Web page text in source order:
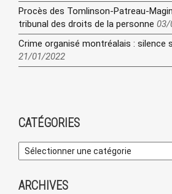
Procès des Tomlinson-Patreau-
tribunal des droits de la personne 03/
Crime organisé montréalais : silence
21/01/2022
CATÉGORIES
ARCHIVES